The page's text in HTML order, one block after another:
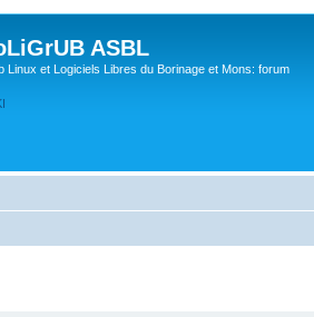
ASBL
Linux et Logiciels Libres du Borinage et Mons: forum